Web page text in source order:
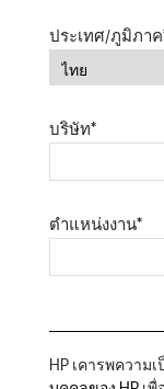
ประเทศ/ภูมิภาค
บริษัท*
ตำแหน่งงาน*
HP เคารพควา